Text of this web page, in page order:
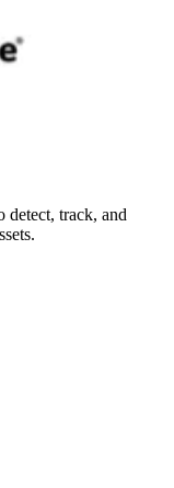
detect, track, and